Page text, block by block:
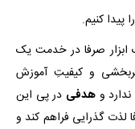
را پیدا کنیم.
ابزار صرفا در خدمت یک
و کیفیتِ آموزش
ندارد و هدفی در پی این
لذت گذرایی فراهم کند و